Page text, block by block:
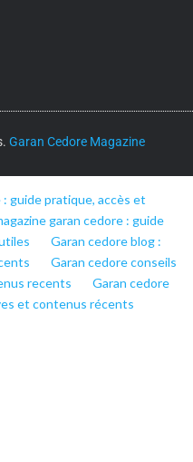
Garan Cedore Magazine
guide pratique, accès et
garan cedore : guide
Garan cedore blog :
Garan cedore conseils
recents
Garan cedore
et contenus récents